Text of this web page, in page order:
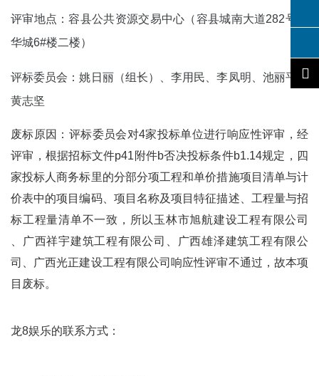
评审地点：容县公共资源交易中心（容县城南大道282号宽
华城6#楼二楼）
评标委员会：姚日丽（组长）、李用民、李凤明、池丽平、
黄志坚
废标原因：评标委员会对4家投标单位进行响应性评审，经
评审，根据招标文件p41附件b否决投标条件b1.14规定，四
家投标人商务标里的分部分项工程和单价措施项目清单与计
价表中的项目编码、项目名称及项目特征描述、工程量与招
标工程量清单不一致，所以玉林市旭航建设工程有限公司
、广西祥宇建筑工程有限公司、广西雄泽建筑工程有限公
司、广西光正建设工程有限公司响应性评审不通过，故本项
目废标。
龙8娱乐的联系方式：